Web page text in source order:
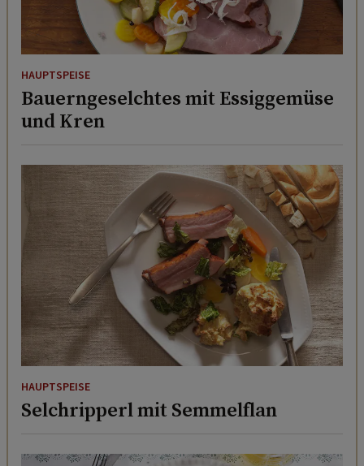
HAUPTSPEISE
Bauerngeselchtes mit Essiggemüse
und Kren
HAUPTSPEISE
Selchripperl mit Semmelflan